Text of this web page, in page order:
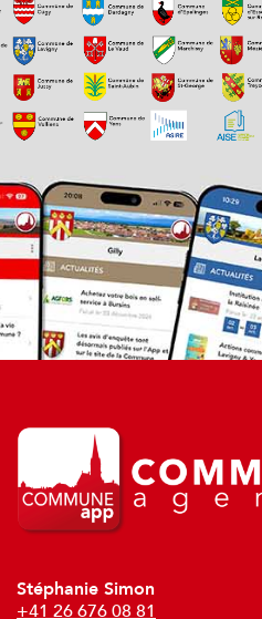
Stéphanie Simon
+41 26 676 08 81